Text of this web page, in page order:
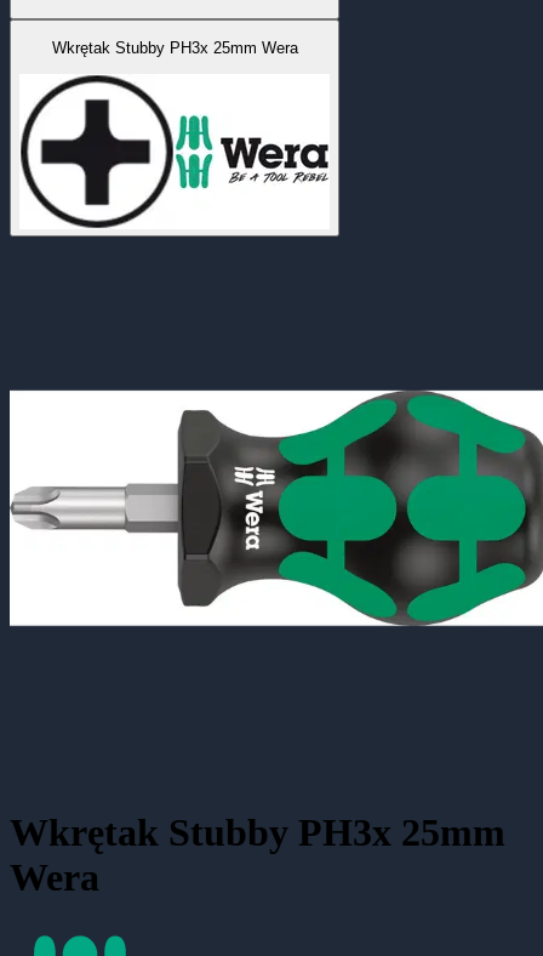
Wkrętak Stubby PH3x 25mm Wera
Wkrętak Stubby PH3x 25mm
Wera